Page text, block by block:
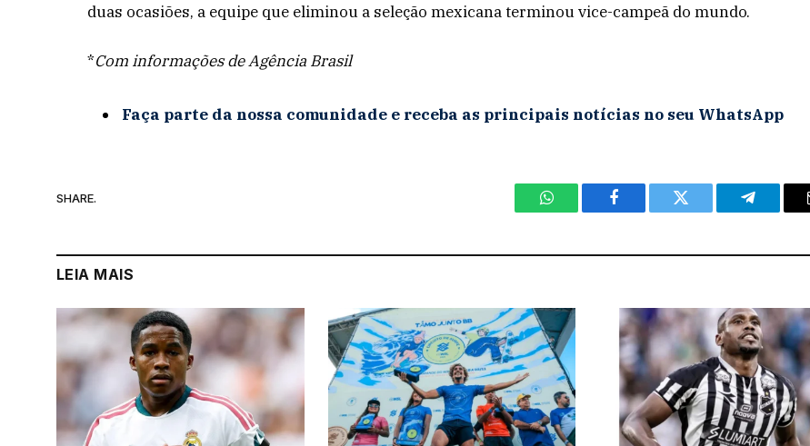
duas ocasiões, a equipe que eliminou a seleção mexicana terminou vice-campeã do mundo.
*Com informações de Agência Brasil
Faça parte da nossa comunidade e receba as principais notícias no seu WhatsApp
SHARE.
WhatsAppFacebook Twitter Telegram
LEIA MAIS